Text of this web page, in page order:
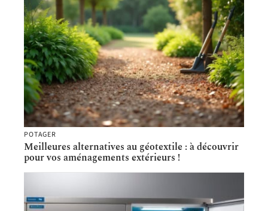
POTAGER
Meilleures alternatives au géotextile : à découvrir
pour vos aménagements extérieurs !